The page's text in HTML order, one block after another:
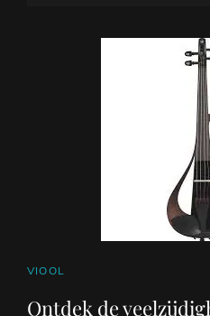
ARTIEST
CAT
VIOOL
Ontdek de